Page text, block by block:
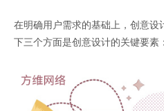
在明确用户需求的基础上，创意设
下三个方面是创意设计的关键要素：